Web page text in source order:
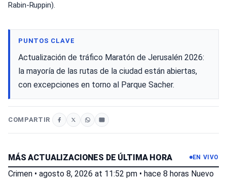
Rabin-Ruppin).
PUNTOS CLAVE
Actualización de tráfico Maratón de Jerusalén 2026:
la mayoría de las rutas de la ciudad están abiertas,
con excepciones en torno al Parque Sacher.
COMPARTIR
MÁS ACTUALIZACIONES DE ÚLTIMA HORA EN VIVO
Crimen • agosto 8, 2026 at 11:52 pm • hace 8 horas Nuevo